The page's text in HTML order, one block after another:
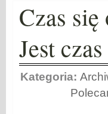
Czas
Jest
Kategoria: